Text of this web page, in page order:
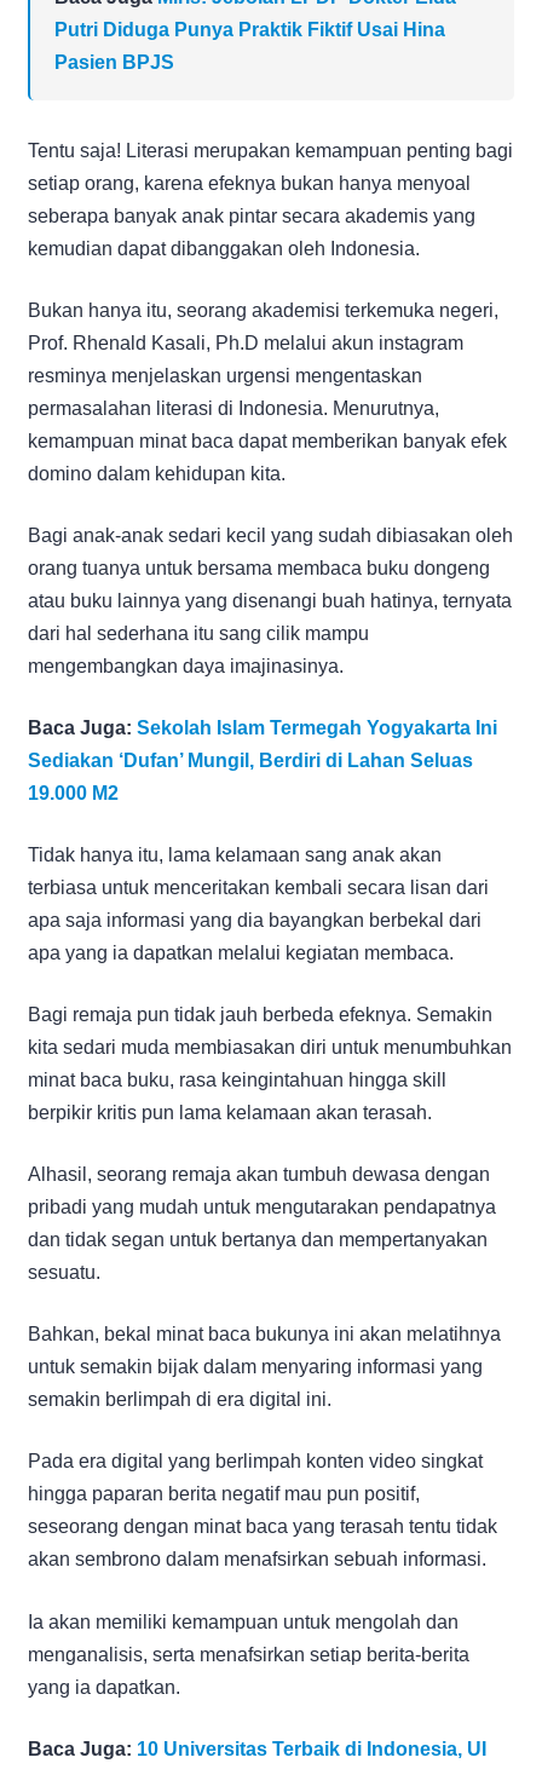
Putri Diduga Punya Praktik Fiktif Usai Hina
Pasien BPJS
Tentu saja! Literasi merupakan kemampuan penting bagi
setiap orang, karena efeknya bukan hanya menyoal
seberapa banyak anak pintar secara akademis yang
kemudian dapat dibanggakan oleh Indonesia.
Bukan hanya itu, seorang akademisi terkemuka negeri,
Prof. Rhenald Kasali, Ph.D melalui akun instagram
resminya menjelaskan urgensi mengentaskan
permasalahan literasi di Indonesia. Menurutnya,
kemampuan minat baca dapat memberikan banyak efek
domino dalam kehidupan kita.
Bagi anak-anak sedari kecil yang sudah dibiasakan oleh
orang tuanya untuk bersama membaca buku dongeng
atau buku lainnya yang disenangi buah hatinya, ternyata
dari hal sederhana itu sang cilik mampu
mengembangkan daya imajinasinya.
Baca Juga: Sekolah Islam Termegah Yogyakarta Ini
Sediakan ‘Dufan’ Mungil, Berdiri di Lahan Seluas
19.000 M2
Tidak hanya itu, lama kelamaan sang anak akan
terbiasa untuk menceritakan kembali secara lisan dari
apa saja informasi yang dia bayangkan berbekal dari
apa yang ia dapatkan melalui kegiatan membaca.
Bagi remaja pun tidak jauh berbeda efeknya. Semakin
kita sedari muda membiasakan diri untuk menumbuhkan
minat baca buku, rasa keingintahuan hingga skill
berpikir kritis pun lama kelamaan akan terasah.
Alhasil, seorang remaja akan tumbuh dewasa dengan
pribadi yang mudah untuk mengutarakan pendapatnya
dan tidak segan untuk bertanya dan mempertanyakan
sesuatu.
Bahkan, bekal minat baca bukunya ini akan melatihnya
untuk semakin bijak dalam menyaring informasi yang
semakin berlimpah di era digital ini.
Pada era digital yang berlimpah konten video singkat
hingga paparan berita negatif mau pun positif,
seseorang dengan minat baca yang terasah tentu tidak
akan sembrono dalam menafsirkan sebuah informasi.
Ia akan memiliki kemampuan untuk mengolah dan
menganalisis, serta menafsirkan setiap berita-berita
yang ia dapatkan.
Baca Juga: 10 Universitas Terbaik di Indonesia, UI